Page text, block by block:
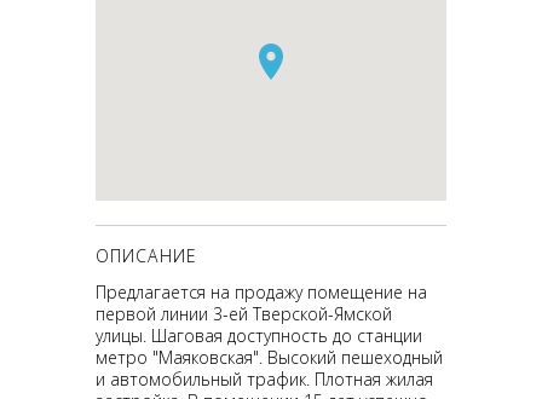
ОПИСАНИЕ
Предлагается на продажу помещение на
первой линии 3-ей Тверской-Ямской
улицы. Шаговая доступность до станции
метро "Маяковская". Высокий пешеходный
и автомобильный трафик. Плотная жилая